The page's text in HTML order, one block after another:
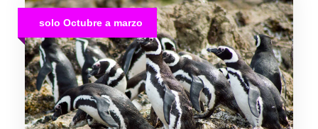
solo Octubre a marzo